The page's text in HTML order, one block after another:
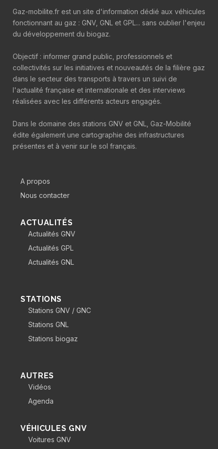
Gaz-mobilite.fr est un site d'information dédié aux véhicules
fonctionnant au gaz : GNV, GNL et GPL... sans oublier l'enjeu
du développement du biogaz.
Objectif : informer grand public, professionnels et
collectivités sur les initiatives et nouveautés de la filière gaz
dans le secteur des transports à travers un suivi de
l'actualité française et internationale et des interviews
réalisées avec les différents acteurs engagés.
Dans le domaine des stations GNV et GNL, Gaz-Mobilité
édite également une cartographie des infrastructures
présentes et à venir sur le sol français.
A propos
Nous contacter
ACTUALITÉS
Actualités GNV
Actualités GPL
Actualités GNL
STATIONS
Stations GNV / GNC
Stations GNL
Stations biogaz
AUTRES
Vidéos
Agenda
VÉHICULES GNV
Voitures GNV